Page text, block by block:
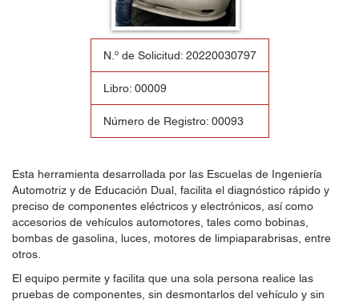
N.º de Solicitud: 20220030797
Libro: 00009
Número de Registro: 00093
Esta herramienta desarrollada por las Escuelas de Ingeniería
Automotriz y de Educación Dual, facilita el diagnóstico rápido y
preciso de componentes eléctricos y electrónicos, así como
accesorios de vehículos automotores, tales como bobinas,
bombas de gasolina, luces, motores de limpiaparabrisas, entre
otros.
El equipo permite y facilita que una sola persona realice las
pruebas de componentes, sin desmontarlos del vehículo y sin